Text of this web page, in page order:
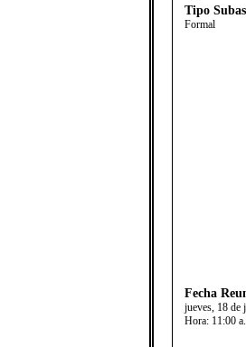
Tipo
Formal
Fecha
jueves, 18 de
Hora: 11:00